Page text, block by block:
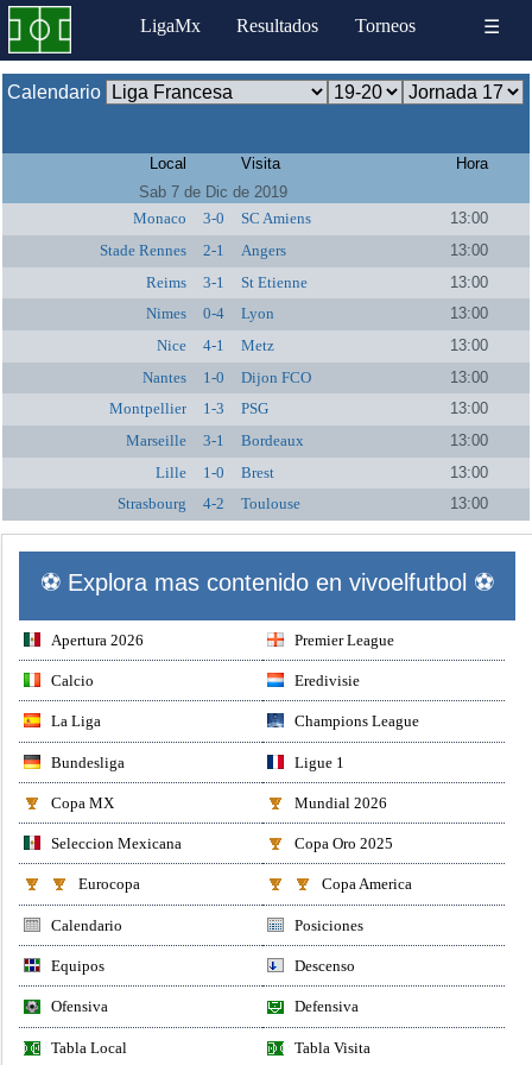
LigaMx Resultados Torneos ☰
Calendario
Local Visita
Hora
Sab 7 de Dic de 2019
Monaco
3-0 SC Amiens
13:00
Stade Rennes
2-1 Angers
13:00
Reims
3-1 St Etienne
13:00
Nimes
0-4 Lyon
13:00
Nice
4-1 Metz
13:00
Nantes
1-0 Dijon FCO
13:00
Montpellier
1-3 PSG
13:00
Marseille
3-1 Bordeaux
13:00
Lille
1-0 Brest
13:00
Strasbourg
4-2 Toulouse 13:00
⚽ Explora mas contenido en vivoelfutbol ⚽
Apertura 2026 Premier League
Calcio Eredivisie
La Liga Champions League
Bundesliga Ligue 1
Copa MX Mundial 2026
Seleccion Mexicana Copa Oro 2025
Eurocopa Copa America
Calendario Posiciones
Equipos Descenso
Ofensiva Defensiva
Tabla Local Tabla Visita